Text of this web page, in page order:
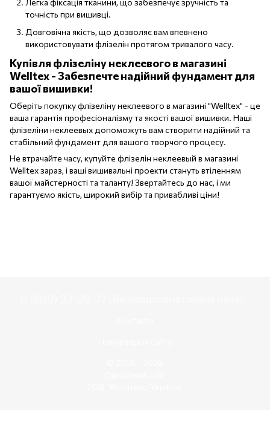
Легка фіксація тканини, що забезпечує зручність та
точність при вишивці.
Довговічна якість, що дозволяє вам впевнено
використовувати флізелін протягом тривалого часу.
Купівля флізеліну неклеевого в магазині
Welltex - Забезпечте надійний фундамент для
вашої вишивки!
Оберіть покупку флізеліну неклеевого в магазині "Welltex" - це
ваша гарантія професіоналізму та якості вашої вишивки. Наші
флізеліни неклеевых допоможуть вам створити надійний та
стабільний фундамент для вашого творчого процесу.
Не втрачайте часу, купуйте флізелін неклеевый в магазині
Welltex зараз, і ваші вишивальні проекти стануть втіленням
вашої майстерності та таланту! Звертайтесь до нас, і ми
гарантуємо якість, широкий вибір та привабливі ціни!